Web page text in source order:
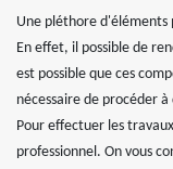
Une pléthore d'éléments
En effet, il possible de
est possible que ces
nécessaire de procéder
Pour effectuer les
professionnel. On vous